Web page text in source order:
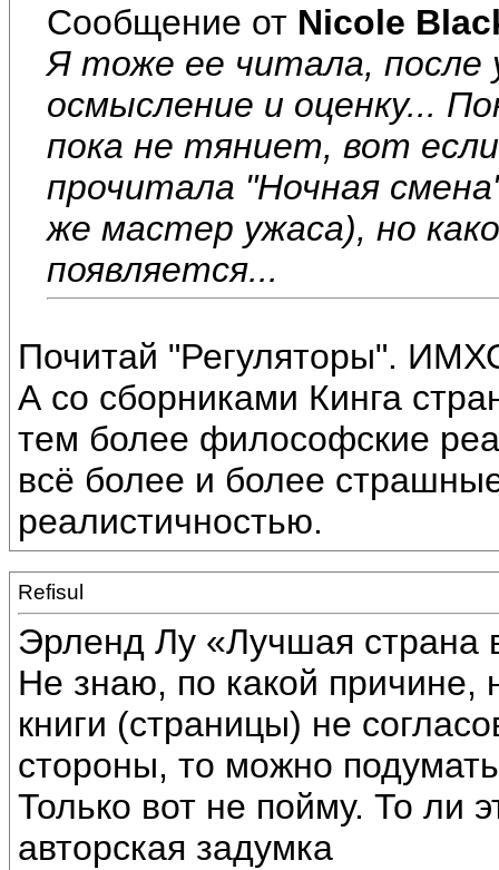
Сообщение от Nicole
Я тоже ее читала, после
осмысление и оценку...
пока не тяниет, вот
прочитала "Ночная
же мастер ужаса), но
появляется...
Почитай "Регуляторы".
А со сборниками Кинга
тем более философские
всё более и более
реалистичностью.
Refisul
Эрленд Лу «Лучшая страна
Не знаю, по какой причине,
книги (страницы) не
стороны, то можно
Только вот не пойму. То ли
авторская задумка